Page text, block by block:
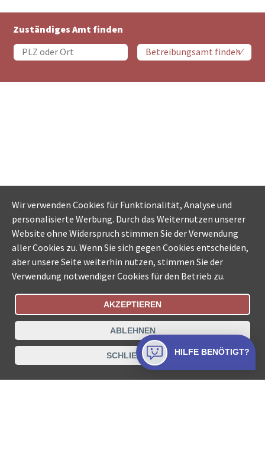
Zuständiges Amt finden
Bestellungsstatus Ämtersuche der Schweiz
Datenschutz Impressum Nutzungsbestimmungen
Kontakt
Wir verwenden Cookies für Funktionalität, Analyse und
personalisierte Werbung. Durch das Weiternutzen unserer
Website ohne Widerspruch stimmen Sie der Verwendung
aller Cookies zu. Wenn Sie sich gegen Cookies entscheiden,
aber unsere Seite weiterhin nutzen, stimmen Sie der
Verwendung notwendiger Cookies für den Betrieb zu.
AKZEPTIEREN
ABLEHNEN
SCHLIESSEN HILFE BENÖTIGT?